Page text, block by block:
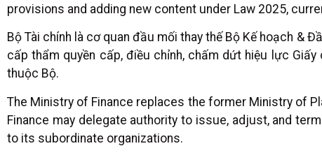
provisions and adding new content under Law 2025,
Bộ Tài chính là cơ quan đầu mối thay thế Bộ Kế hoạch &
cấp thẩm quyền cấp, điều chỉnh, chấm dứt hiệu lực
thuộc Bộ.
The Ministry of Finance replaces the former Ministry of
Finance may delegate authority to issue, adjust, and
to its subordinate organizations.